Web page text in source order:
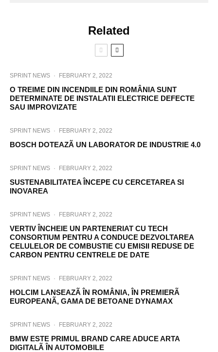
Related
SPRINT NEWS · FEBRUARY 2, 2022
O TREIME DIN INCENDIILE DIN ROMÂNIA SUNT
DETERMINATE DE INSTALATII ELECTRICE DEFECTE
SAU IMPROVIZATE
SPRINT NEWS · FEBRUARY 2, 2022
BOSCH DOTEAZÃ UN LABORATOR DE INDUSTRIE 4.0
SPRINT NEWS · FEBRUARY 2, 2022
SUSTENABILITATEA ÎNCEPE CU CERCETAREA SI
INOVAREA
SPRINT NEWS · FEBRUARY 2, 2022
VERTIV ÎNCHEIE UN PARTENERIAT CU TECH
CONSORTIUM PENTRU A CONDUCE DEZVOLTAREA
CELULELOR DE COMBUSTIE CU EMISII REDUSE DE
CARBON PENTRU CENTRELE DE DATE
SPRINT NEWS · FEBRUARY 2, 2022
HOLCIM LANSEAZÃ ÎN ROMÂNIA, ÎN PREMIERÃ
EUROPEANÃ, GAMA DE BETOANE DYNAMAX
SPRINT NEWS · FEBRUARY 2, 2022
BMW ESTE PRIMUL BRAND CARE ADUCE ARTA
DIGITALÃ ÎN AUTOMOBILE